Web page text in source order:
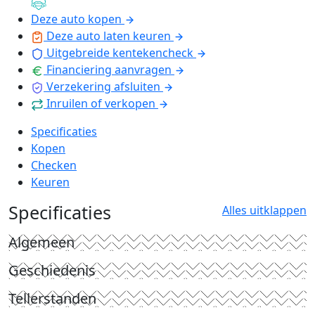
Deze auto kopen
Deze auto laten keuren
Uitgebreide kentekencheck
Financiering aanvragen
Verzekering afsluiten
Inruilen of verkopen
Specificaties
Kopen
Checken
Keuren
Specificaties Alles uitklappen
Algemeen
Geschiedenis
Tellerstanden